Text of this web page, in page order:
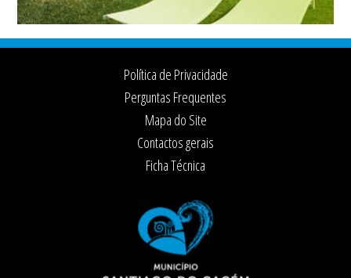
Footer
Política de Privacidade
Perguntas Frequentes
Mapa do Site
Contactos gerais
Ficha Técnica